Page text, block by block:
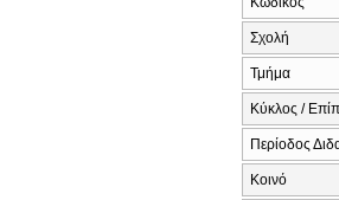
Σχολή
Τμήμα
Κύκλος /
Περίοδος
Κοινό